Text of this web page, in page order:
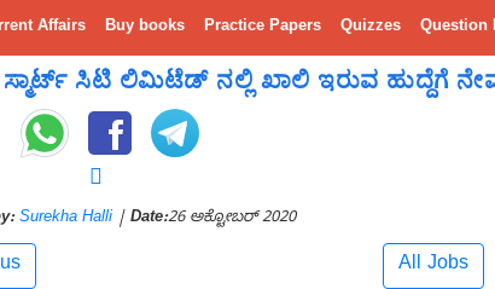
Affairs Buy books Practice Papers Quizzes Question
ಸ್ಮಾರ್ಟ್ ಸಿಟಿ ಲಿಮಿಟೆಡ್ ನಲ್ಲಿ ಖಾಲಿ ಇರುವ ಹುದ್ದೆಗೆ
Surekha Halli | Date:26 ಅಕ್ಟೋಬರ್ 2020
All Jobs